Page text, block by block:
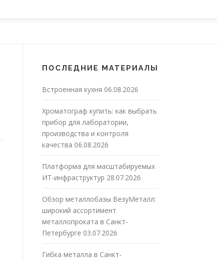
ПОСЛЕДНИЕ МАТЕРИАЛЫ
Встроенная кухня 06.08.2026
Хроматограф купить: как выбрать
прибор для лаборатории,
производства и контроля
качества 06.08.2026
Платформа для масштабируемых
ИТ-инфраструктур 28.07.2026
Обзор металлобазы ВезуМеталл:
широкий ассортимент
металлопроката в Санкт-
Петербурге 03.07.2026
Гибка металла в Санкт-